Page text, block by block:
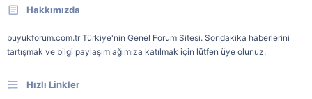
Hakkımızda
buyukforum.com.tr Türkiye'nin Genel Forum Sitesi. Sondakika haberlerini
tartışmak ve bilgi paylaşım ağımıza katılmak için lütfen üye olunuz.
Hızlı Linkler